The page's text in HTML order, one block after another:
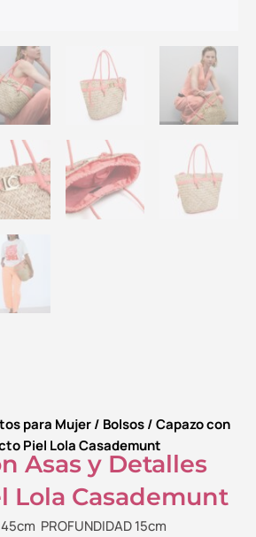
para Mujer/ Bolsos/ Capazo con
Piel Lola Casademunt
Asas y Detalles
Lola Casademunt
PROFUNDIDAD 15cm